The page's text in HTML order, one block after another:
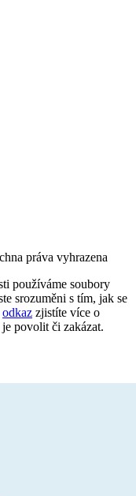
práva vyhrazena
používáme soubory
srozuměni s tím, jak se
odkaz zjistíte více o
povolit či zakázat.